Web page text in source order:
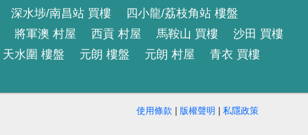
深水埗/南昌站 買樓
四小龍/荔枝角站 樓盤
將軍澳 村屋 西貢 村屋 馬鞍山 買樓
沙田 買樓
天水圍 樓盤 元朗 樓盤 元朗 村屋
青衣 買樓
使用條款 | 版權聲明 | 私隱政策